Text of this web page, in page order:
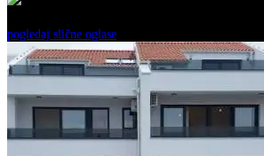
pogledaj slične oglase